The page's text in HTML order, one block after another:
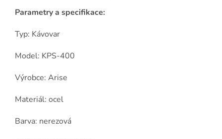
Parametry a specifikace:
Typ: Kávovar
Model: KPS-400
Výrobce: Arise
Materiál: ocel
Barva: nerezová